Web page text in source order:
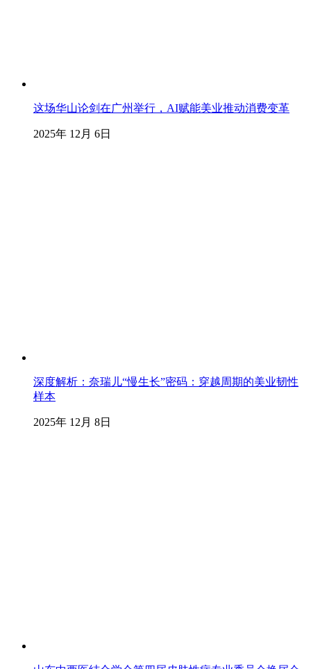
这场华山论剑在广州举行，AI赋能美业推动消费变革
2025年 12月 6日
深度解析：奈瑞儿“慢生长”密码：穿越周期的美业韧性
样本
2025年 12月 8日